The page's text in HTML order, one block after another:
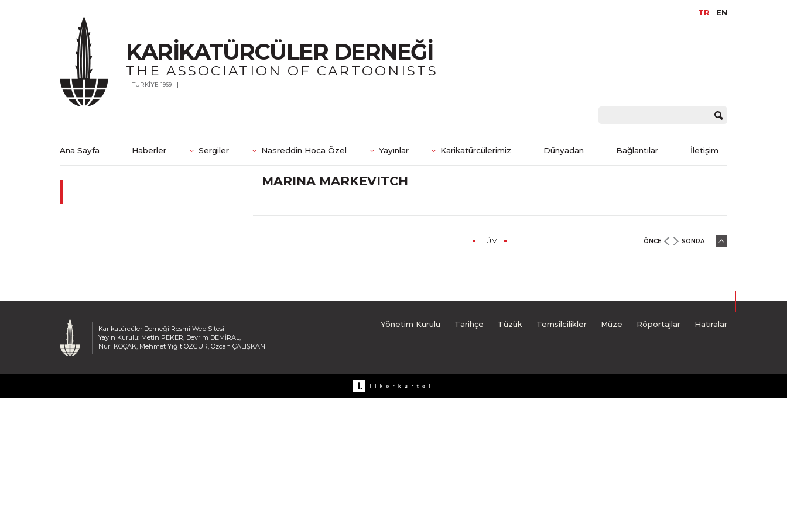
TR EN
KARİKATÜRCÜLER DERNEĞİ
THE ASSOCIATION OF CARTOONISTS
TÜRKİYE 1969
Ana Sayfa Haberler Sergiler Nasreddin Hoca Özel Yayınlar Karikatürcülerimiz Dünyadan Bağlantılar İletişim
MARINA MARKEVITCH
TÜM ÖNCE SONRA
Karikatürcüler Derneği Resmi Web Sitesi
Yayın Kurulu: Metin PEKER, Devrim DEMİRAL,
Nuri KOÇAK, Mehmet Yiğit ÖZGÜR, Özcan ÇALIŞKAN
Yönetim Kurulu Tarihçe Tüzük Temsilcilikler Müze Röportajlar Hatıralar